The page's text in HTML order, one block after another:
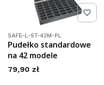
Kod produktu
SAFE-L-ST-42M-PL
Pudełko standardowe
na 42 modele
Cena
79,90 zł